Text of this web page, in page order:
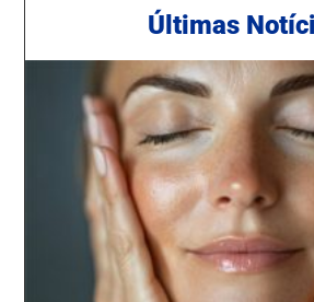
Ú ltimas